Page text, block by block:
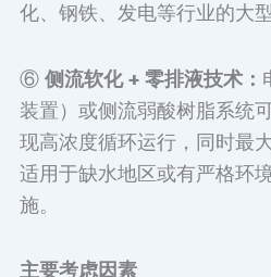
化、钢铁、发电等行业的大
⑥ 侧流软化 + 零排液技术：
装置）或侧流弱酸树脂系统
现高浓度循环运行，同时最
适用于缺水地区或有严格环
施。
主要考虑因素